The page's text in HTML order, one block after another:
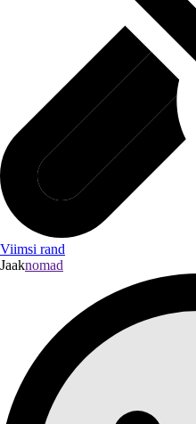
Viimsi rand
Jaaknomad